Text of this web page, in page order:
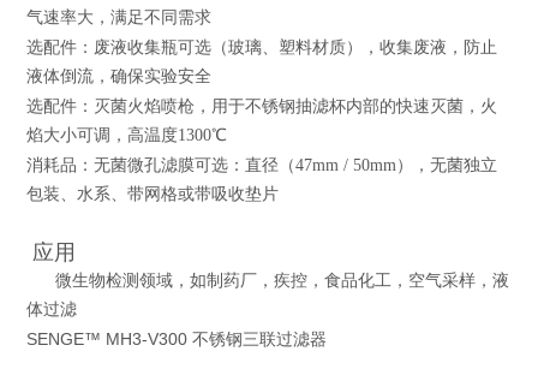
气速率大，满足不同需求
选配件：废液收集瓶可选（玻璃、塑料材质），收集废液，防止
液体倒流，确保实验安全
选配件：灭菌火焰喷枪，用于不锈钢抽滤杯内部的快速灭菌，火
焰大小可调，高温度1300℃
消耗品：无菌微孔滤膜可选：直径（47mm / 50mm），无菌独立
包装、水系、带网格或带吸收垫片
应用
微生物检测领域，如制药厂，疾控，食品化工，空气采样，液
体过滤
SENGE™ MH3-V300 不锈钢三联过滤器